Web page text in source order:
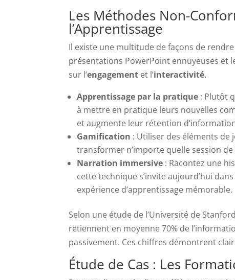
Les Méthodes Non-
l’Apprentissage
Il existe une multitude de façons de
présentations PowerPoint ennuyeuses et
sur l’engagement et l’interactivité.
Apprentissage par la pratique : Plutôt
à mettre en pratique leurs nouvelles
et augmente leur rétention
Gamification : Utiliser des éléments de
transformer n’importe quelle session
Narration immersive : Racontez une
cette technique s’invite aujourd’hui
expérience d’apprentissage mémorable.
Selon une étude de l’Université de
retiennent en moyenne 70% de
passivement. Ces chiffres démontrent
Étude de Cas : Les